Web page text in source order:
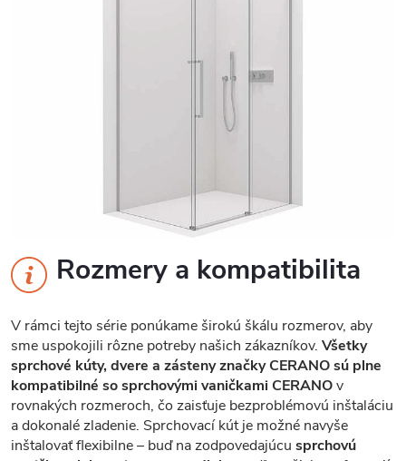
Rozmery a kompatibilita
V rámci tejto série ponúkame širokú škálu rozmerov, aby
sme uspokojili rôzne potreby našich zákazníkov. Všetky
sprchové kúty, dvere a zásteny značky CERANO sú plne
kompatibilné so sprchovými vaničkami CERANOv
rovnakých rozmeroch, čo zaisťuje bezproblémovú inštaláciu
a dokonalé zladenie. Sprchovací kút je možné navyše
inštalovať flexibilne – buď na zodpovedajúcu sprchovú